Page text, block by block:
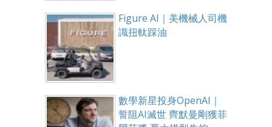
Figure AI｜美機械人司機
識扭軚踩油
數學新星投身OpenAI｜
誓阻AI滅世 齊默曼剛獲菲